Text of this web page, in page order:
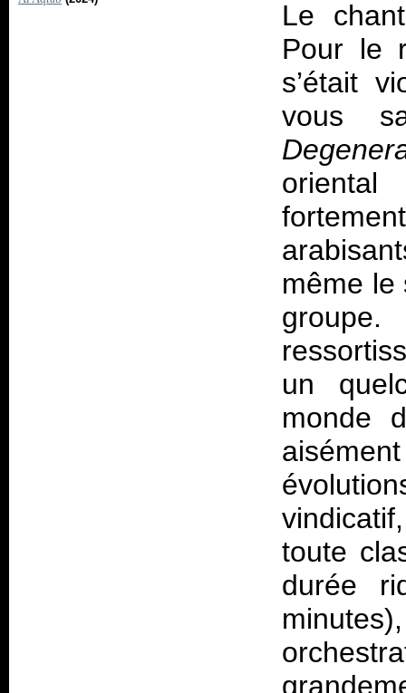
Le
Pour le
s’était
vous
oriental
même le
un
monde
toute
durée